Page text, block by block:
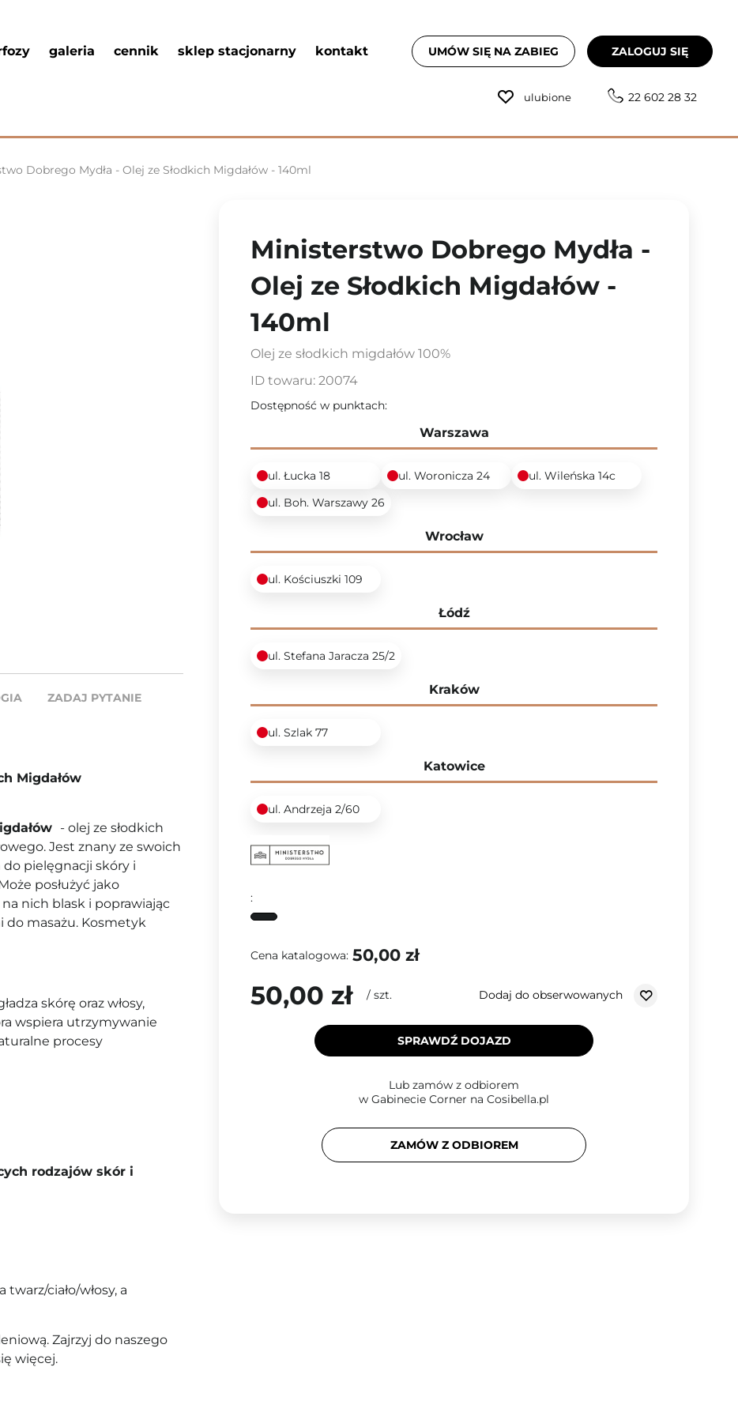
galeria cennik sklep stacjonarny kontakt UMÓW SIĘ NA ZABIEG ZALOGUJ SIĘ
ulubione 22 602 28 32
Dobrego Mydła - Olej ze Słodkich Migdałów - 140ml
ZADAJ PYTANIE
Migdałów
- olej ze słodkich
Jest znany ze swoich
pielęgnacji skóry i
posłużyć jako
nich blask i poprawiając
do masażu. Kosmetyk
skórę oraz włosy,
wspiera utrzymywanie
procesy
rodzajów skór i
ciało/włosy, a
Zajrzyj do naszego
więcej.
Ministerstwo Dobrego Mydła -
Olej ze Słodkich Migdałów -
140ml
Olej ze słodkich migdałów 100%
ID towaru: 20074
Dostępność w punktach:
Warszawa
ul. Łucka 18 ul. Woronicza 24
ul. Wileńska 14c
ul. Boh. Warszawy 26
Wrocław
ul. Kościuszki 109
Łódź
ul. Stefana Jaracza 25/2
Kraków
ul. Szlak 77
Katowice
ul. Andrzeja 2/60
:
Cena katalogowa: 50,00 zł
50,00 zł / szt. Dodaj do obserwowanych
SPRAWDŹ DOJAZD
Lub zamów z odbiorem
w Gabinecie Corner na Cosibella.pl
ZAMÓW Z ODBIOREM